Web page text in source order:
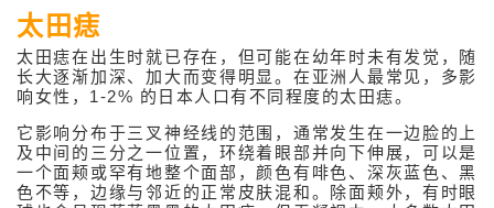
注射疗程
高能量仪器疗程
激光治疗
激光原理
太田痣
太田痣在出生时就已存在，但可能在幼年时未有发觉，随
长大逐渐加深、加大而变得明显。在亚洲人最常见，多影
响女性，1-2% 的日本人口有不同程度的太田痣。
它影响分布于三叉神经线的范围，通常发生在一边脸的上
及中间的三分之一位置，环绕着眼部并向下伸展，可以是
一个面颊或罕有地整个面部，颜色有啡色、深灰蓝色、黑
色不等，边缘与邻近的正常皮肤混和。除面颊外，有时眼